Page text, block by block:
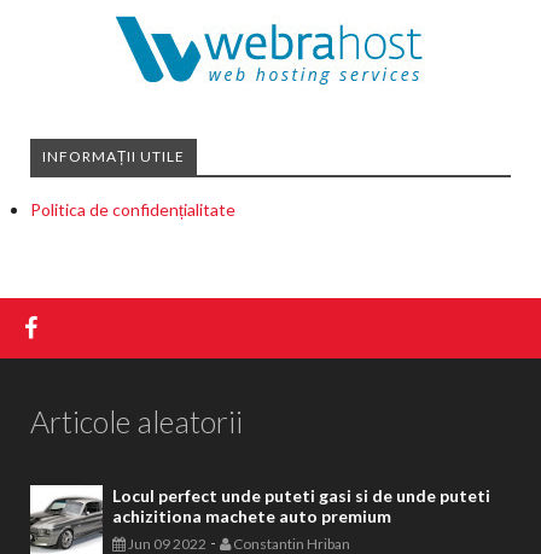
INFORMAȚII UTILE
Politica de confidențialitate
Articole aleatorii
Locul perfect unde puteti gasi si de unde puteti
achizitiona machete auto premium
Jun 09 2022 - Constantin Hriban